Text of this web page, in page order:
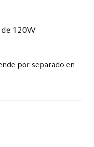
de 120W
por separado en